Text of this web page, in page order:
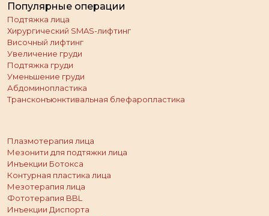
Популярные операции
Подтяжка лица
Хирургический SMAS-лифтинг
Височный лифтинг
Увеличение груди
Подтяжка груди
Уменьшение груди
Абдоминопластика
Трансконъюнктивальная блефаропластика
Плазмотерапия лица
Мезонити для подтяжки лица
Инъекции Ботокса
Контурная пластика лица
Мезотерапия лица
Фототерапия BBL
Инъекции Диспорта